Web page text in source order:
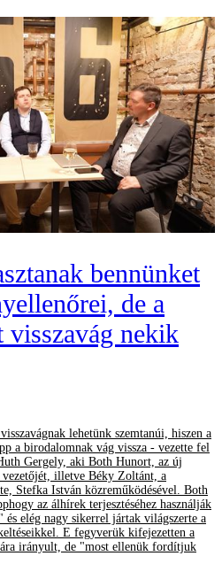
bennünket
de a
visszavág nekik
lehetünk szemtanúi, hiszen a
a birodalomnak vág vissza - vezette fel
Gergely, aki Both Hunort, az új
vezetőjét, illetve Béky Zoltánt, a
Stefka István közreműködésével. Both
az álhírek terjesztéséhez használják
elég nagy sikerrel jártak világszerte a
E fegyverük kifejezetten a
irányult, de "most ellenük fordítjuk